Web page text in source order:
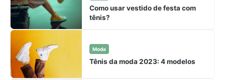
Como usar vestido de festa com
tênis?
Moda
Tênis da moda 2023: 4 modelos